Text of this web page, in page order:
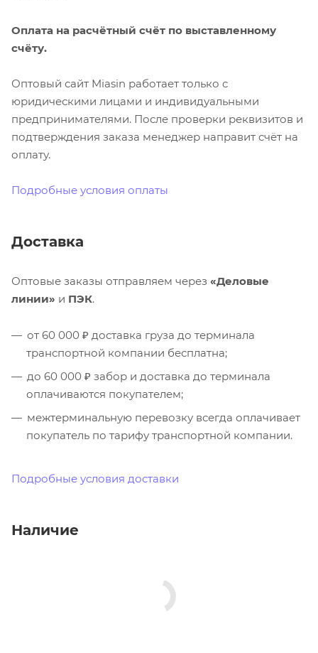
Оплата на расчётный счёт по выставленному
счёту.
Оптовый сайт Miasin работает только с
юридическими лицами и индивидуальными
предпринимателями. После проверки реквизитов и
подтверждения заказа менеджер направит счёт на
оплату.
Подробные условия оплаты
Доставка
Оптовые заказы отправляем через «Деловые
линии» и ПЭК.
от 60 000 ₽ доставка груза до терминала
транспортной компании бесплатна;
до 60 000 ₽ забор и доставка до терминала
оплачиваются покупателем;
межтерминальную перевозку всегда оплачивает
покупатель по тарифу транспортной компании.
Подробные условия доставки
Наличие